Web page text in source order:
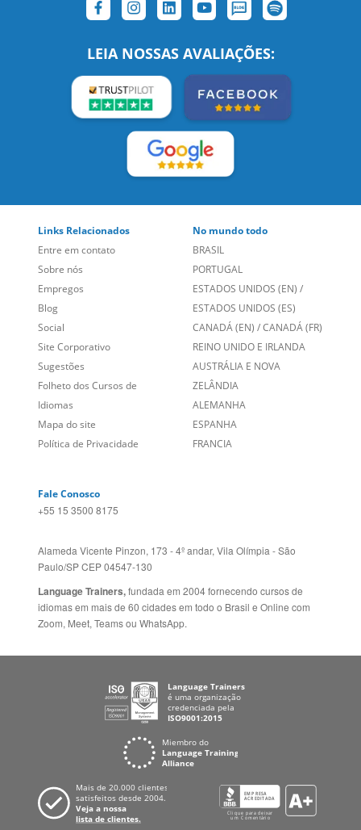
Entre em contato
Sobre nós
Empregos
Blog
Social
Site Corporativo
Sugestões
Folheto dos Cursos de
Idiomas
Mapa do site
Política de Privacidade
BRASIL
PORTUGAL
ESTADOS UNIDOS (EN)
ESTADOS UNIDOS (ES)
CANADÁ (EN)/CANADÁ (FR)
REINO UNIDO E IRLANDA
AUSTRÁLIA E NOVA
ZELÂNDIA
ALEMANHA
ESPANHA
FRANCIA
+55 15 3500 8175
Paulo/SP CEP 04547-130
Language Trainers,fundada em 2004 fornecendo cursos de
idiomas em mais de 60 cidades em todo o Brasil e Online com
Zoom, Meet, Teams ou WhatsApp.